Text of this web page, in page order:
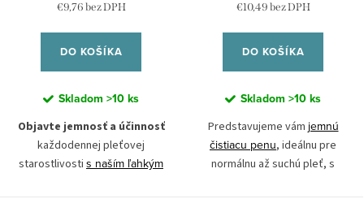
€9,76 bez DPH
DO KOŠÍKA
Skladom >10 ks
Objavte jemnosť a účinnosť
každodennej pleťovej
starostlivosti s naším ľahkým
€10,49 bez DPH
DO KOŠÍKA
Skladom >10 ks
Predstavujeme vám jemnú
čistiacu penu, ideálnu pre
normálnu až suchú pleť, s